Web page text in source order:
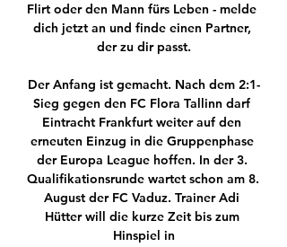
Flirt oder den Mann fürs Leben - melde
dich jetzt an und finde einen Partner,
der zu dir passt.
Der Anfang ist gemacht. Nach dem 2:1-
Sieg gegen den FC Flora Tallinn darf
Eintracht Frankfurt weiter auf den
erneuten Einzug in die Gruppenphase
der Europa League hoffen. In der 3.
Qualifikationsrunde wartet schon am 8.
August der FC Vaduz. Trainer Adi
Hütter will die kurze Zeit bis zum
Hinspiel in